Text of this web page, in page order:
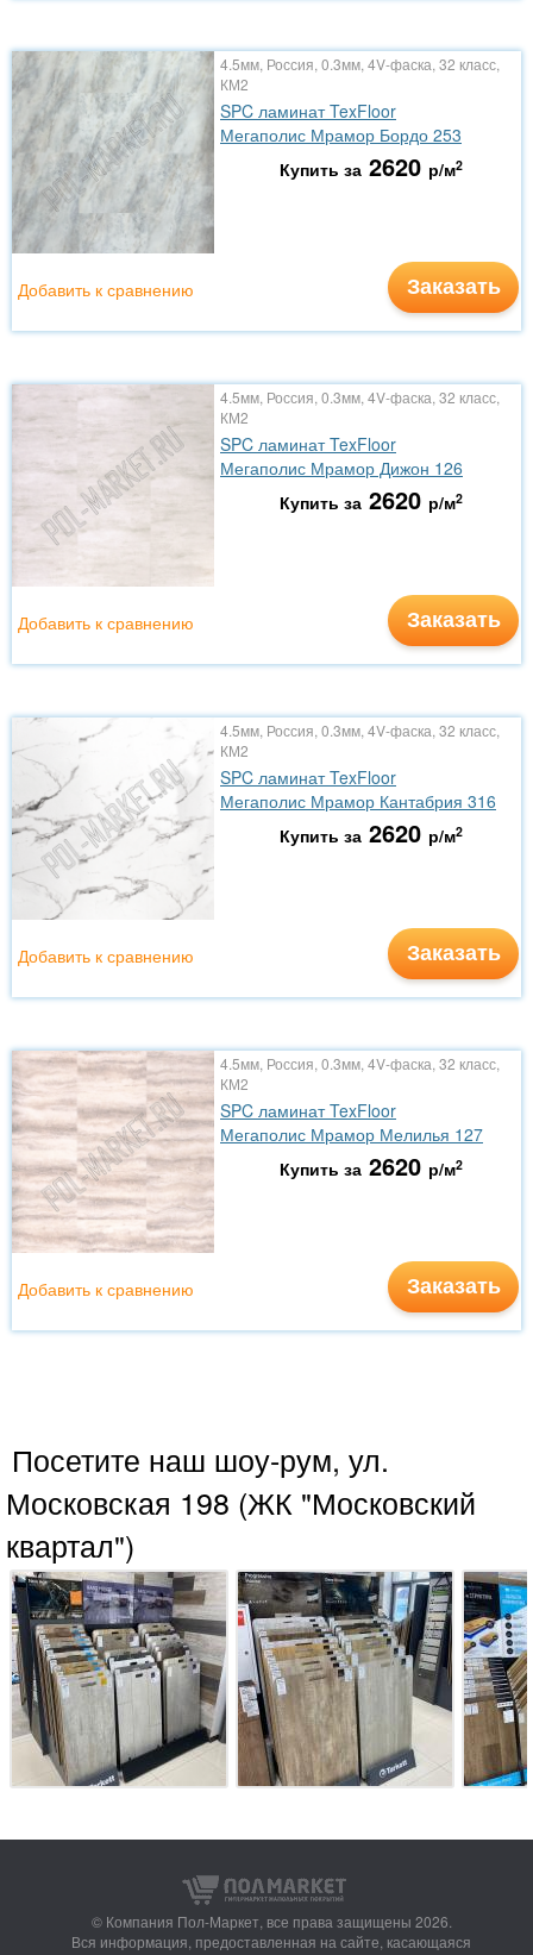
4.5мм, Россия, 0.3мм, 4V-фаска, 32 класс,
КМ2
SPC ламинат TexFloor
Мегаполис Мрамор Бордо 253
Купить за 2620 р/м2
Заказать
Добавить к сравнению
4.5мм, Россия, 0.3мм, 4V-фаска, 32 класс,
КМ2
SPC ламинат TexFloor
Мегаполис Мрамор Дижон 126
Купить за 2620 р/м2
Заказать
Добавить к сравнению
4.5мм, Россия, 0.3мм, 4V-фаска, 32 класс,
КМ2
SPC ламинат TexFloor
Мегаполис Мрамор Кантабрия 316
Купить за 2620 р/м2
Заказать
Добавить к сравнению
4.5мм, Россия, 0.3мм, 4V-фаска, 32 класс,
КМ2
SPC ламинат TexFloor
Мегаполис Мрамор Мелилья 127
Купить за 2620 р/м2
Заказать
Добавить к сравнению
Посетите наш шоу-рум, ул.
Московская 198 (ЖК "Московский
квартал")
© Компания Пол-Маркет, все права защищены 2026.
Вся информация, предоставленная на сайте, касающаяся